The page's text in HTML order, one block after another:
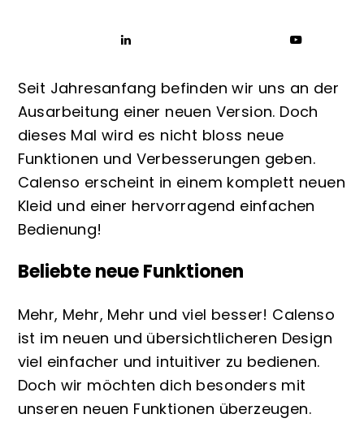
Seit Jahresanfang befinden wir uns an der
Ausarbeitung einer neuen Version. Doch
dieses Mal wird es nicht bloss neue
Funktionen und Verbesserungen geben.
Calenso erscheint in einem komplett neuen
Kleid und einer hervorragend einfachen
Bedienung!
Beliebte neue Funktionen
Mehr, Mehr, Mehr und viel besser! Calenso
ist im neuen und übersichtlicheren Design
viel einfacher und intuitiver zu bedienen.
Doch wir möchten dich besonders mit
unseren neuen Funktionen überzeugen.